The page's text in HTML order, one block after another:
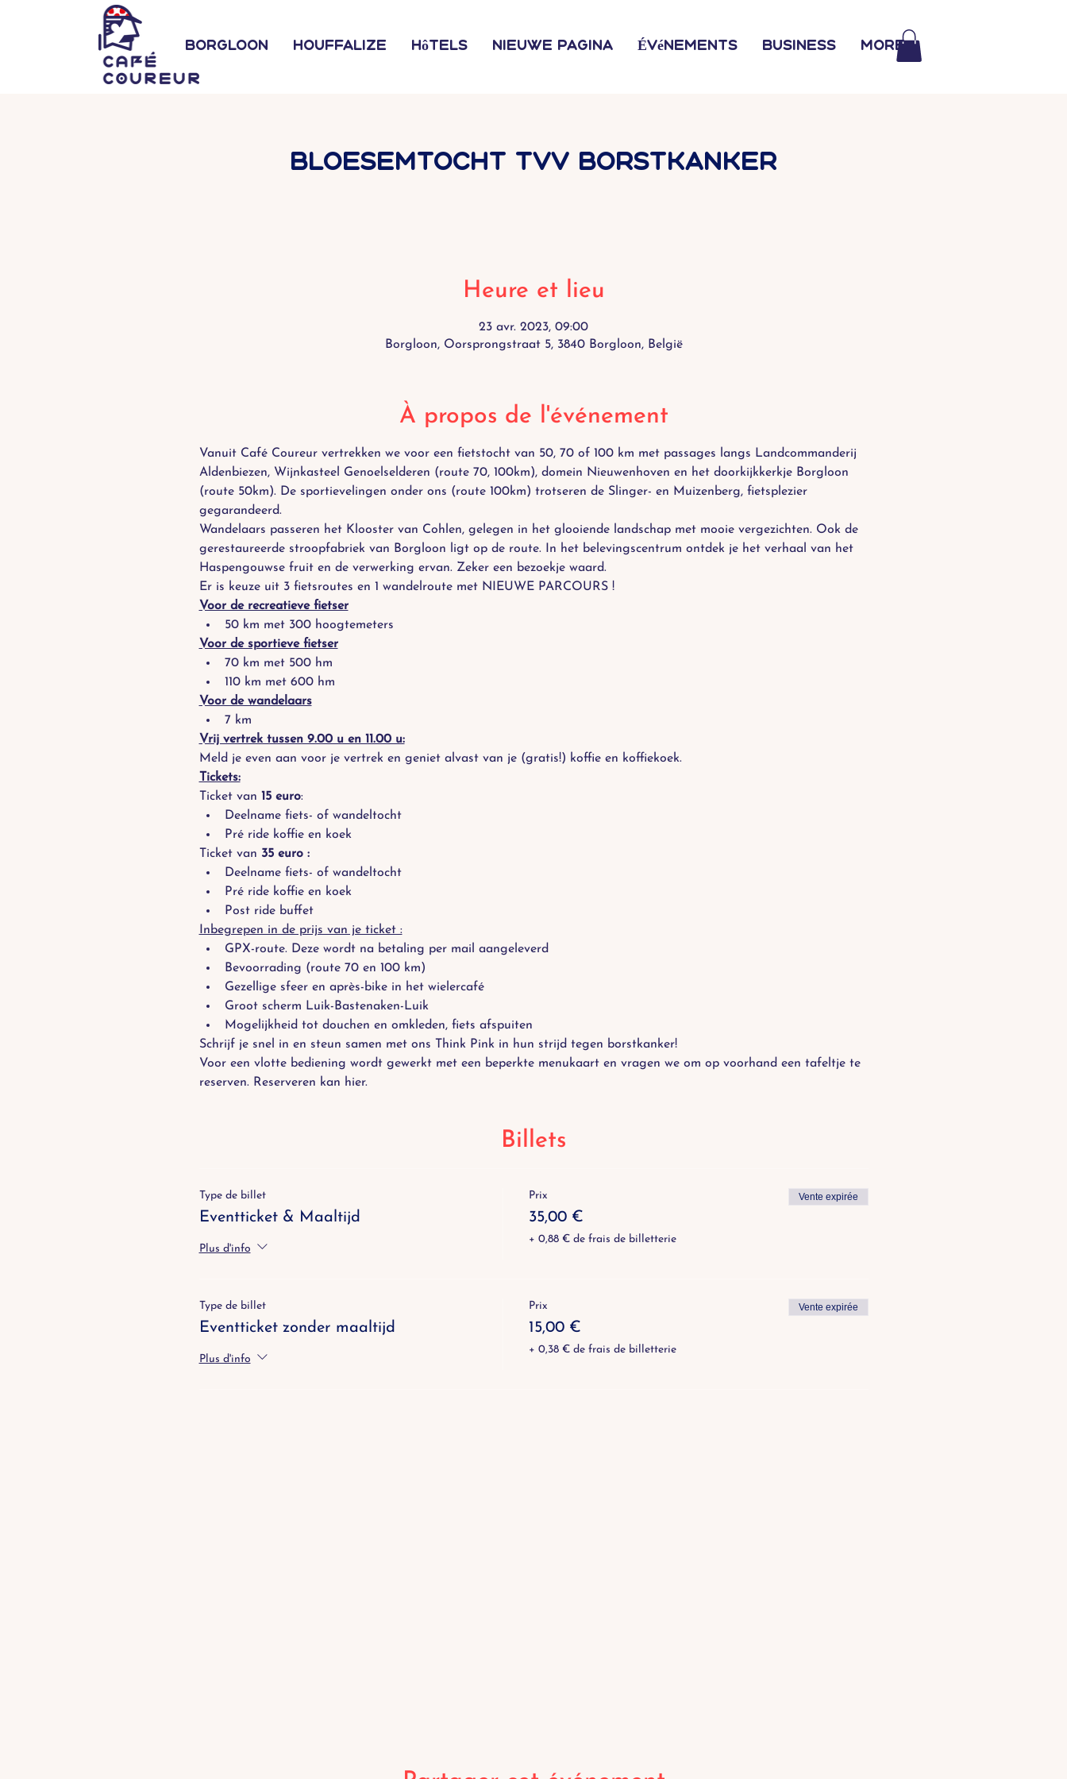
Borgloon Houffalize Hôtels Nieuwe pagina Événements Business More
Bloesemtocht tvv borstkanker
Heure et lieu
23 avr. 2023, 09:00
Borgloon, Oorsprongstraat 5, 3840 Borgloon, België
À propos de l'événement
Vanuit Café Coureur vertrekken we voor een fietstocht van 50, 70 of 100 km met passages langs Landcommanderij
Aldenbiezen, Wijnkasteel Genoelselderen (route 70, 100km), domein Nieuwenhoven en het doorkijkkerkje Borgloon
(route 50km). De sportievelingen onder ons (route 100km) trotseren de Slinger- en Muizenberg, fietsplezier
gegarandeerd.
Wandelaars passeren het Klooster van Cohlen, gelegen in het glooiende landschap met mooie vergezichten. Ook de
gerestaureerde stroopfabriek van Borgloon ligt op de route. In het belevingscentrum ontdek je het verhaal van het
Haspengouwse fruit en de verwerking ervan. Zeker een bezoekje waard.
Er is keuze uit 3 fietsroutes en 1 wandelroute met NIEUWE PARCOURS !
Voor de recreatieve fietser
50 km met 300 hoogtemeters
Voor de sportieve fietser
70 km met 500 hm
110 km met 600 hm
Voor de wandelaars
7 km
Vrij vertrek tussen 9.00 u en 11.00 u:
Meld je even aan voor je vertrek en geniet alvast van je (gratis!) koffie en koffiekoek.
Tickets:
Ticket van 15 euro:
Deelname fiets- of wandeltocht
Pré ride koffie en koek
Ticket van 35 euro :
Deelname fiets- of wandeltocht
Pré ride koffie en koek
Post ride buffet
Inbegrepen in de prijs van je ticket :
GPX-route. Deze wordt na betaling per mail aangeleverd
Bevoorrading (route 70 en 100 km)
Gezellige sfeer en après-bike in het wielercafé
Groot scherm Luik-Bastenaken-Luik
Mogelijkheid tot douchen en omkleden, fiets afspuiten
Schrijf je snel in en steun samen met ons Think Pink in hun strijd tegen borstkanker!
Voor een vlotte bediening wordt gewerkt met een beperkte menukaart en vragen we om op voorhand een tafeltje te
reserven. Reserveren kan hier.
Billets
Type de billet
Eventticket & Maaltijd
Plus d'info
Prix
35,00 €
+ 0,88 € de frais de billetterie
Vente expirée
Type de billet
Eventticket zonder maaltijd
Plus d'info
Prix
15,00 €
+ 0,38 € de frais de billetterie
Vente expirée